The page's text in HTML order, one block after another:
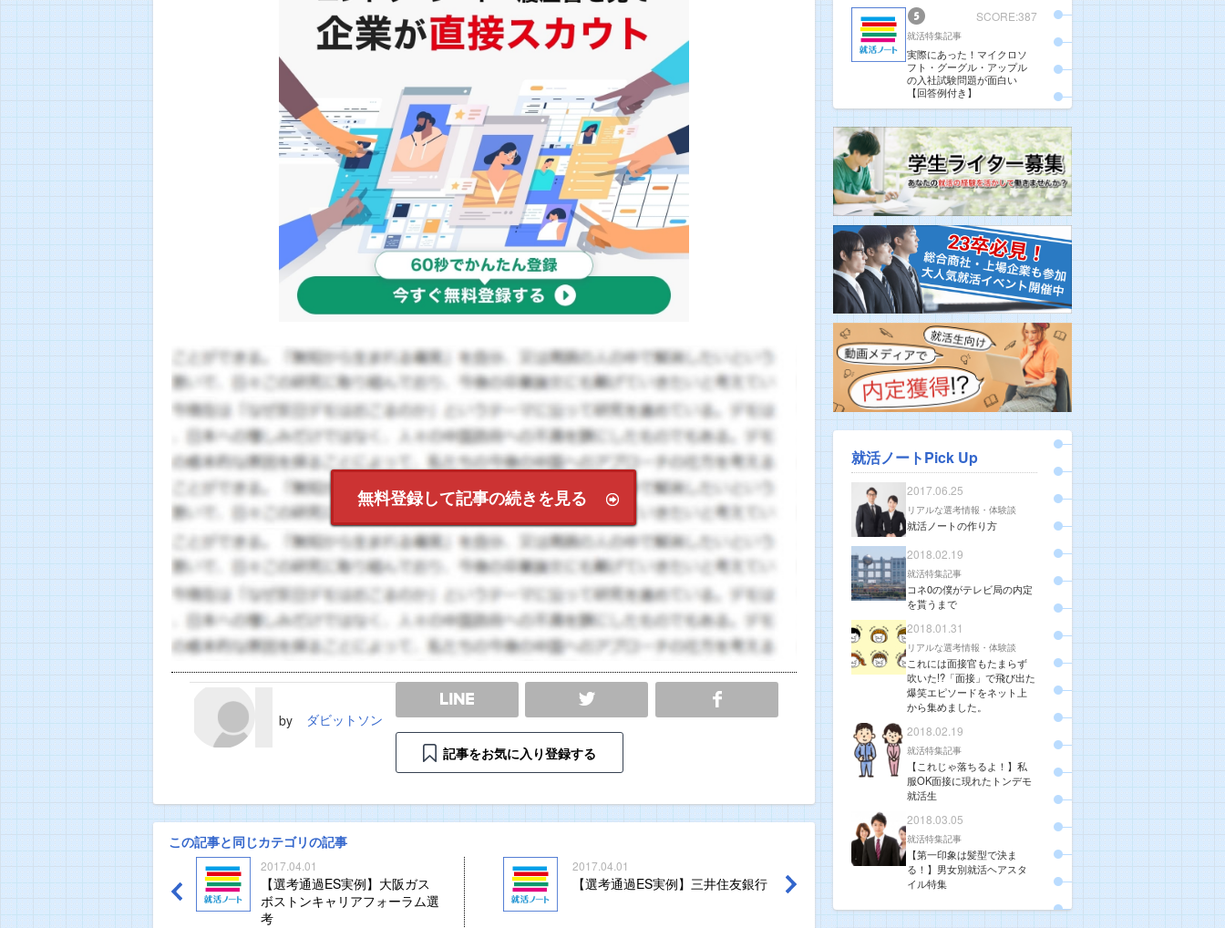
無料登録して記事の続きを見る
by ダビットソン
LINE SHARE
記事をお気に入り登録する
この記事と同じカテゴリの記事
2017.04.01
【選考通過ES実例】大阪ガス
ボストンキャリアフォーラム選
考
2017.04.01
【選考通過ES実例】三井住友銀行
SCORE:387
就活特集記事
実際にあった！マイクロソ
フト・グーグル・アップル
の入社試験問題が面白い
【回答例付き】
就活ノートPick Up
2017.06.25
リアルな選考情報・体験談
就活ノートの作り方
2018.02.19
就活特集記事
コネ0の僕がテレビ局の内定
を貰うまで
2018.01.31
リアルな選考情報・体験談
これには面接官もたまらず
吹いた!?「面接」で飛び出た
爆笑エピソードをネット上
から集めました。
2018.02.19
就活特集記事
【これじゃ落ちるよ！】私
服OK面接に現れたトンデモ
就活生
2018.03.05
就活特集記事
【第一印象は髪型で決ま
る！】男女別就活ヘアスタ
イル特集